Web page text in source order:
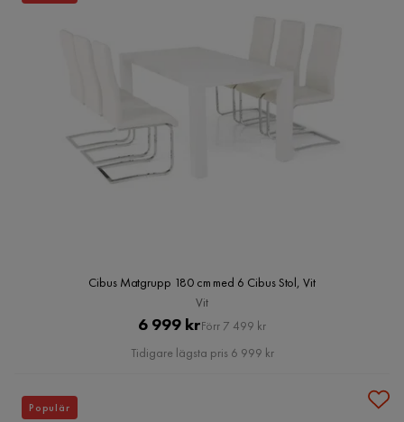
Cibus Matgrupp 180 cm med 6 Cibus Stol, Vit
Vit
Pris
6 999 krOriginal
Pris
Förr 7 499 kr
Tidigare lägsta pris 6 999 kr
Populär